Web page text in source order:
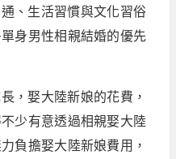
、生活習慣與文化習俗
身男性相親結婚的優先
，娶大陸新娘的花費，
少有意透過相親娶大陸
負擔娶大陸新娘費用，